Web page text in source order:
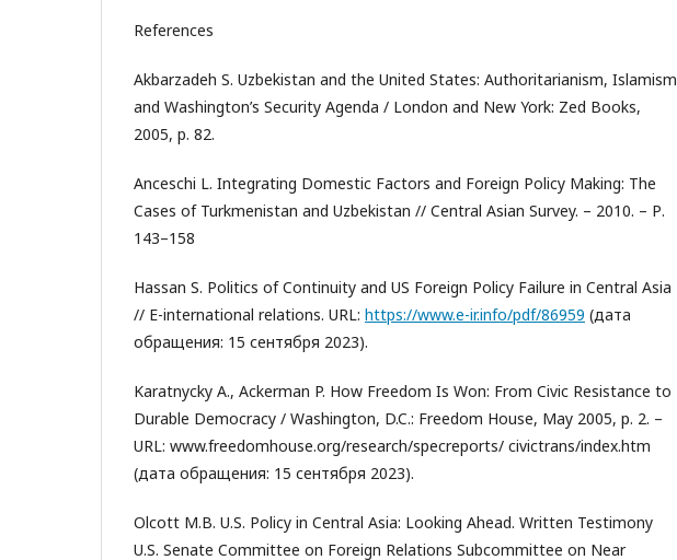
References
Akbarzadeh S. Uzbekistan and the United States: Authoritarianism, Islamism
and Washington’s Security Agenda / London and New York: Zed Books,
2005, р. 82.
Anceschi L. Integrating Domestic Factors and Foreign Policy Making: The
Cases of Turkmenistan and Uzbekistan // Central Asian Survey. – 2010. – Р.
143–158
Hassan S. Politics of Continuity and US Foreign Policy Failure in Central Asia
// E-international relations. URL: https://www.e-ir.info/pdf/86959 (дата
обращения: 15 сентября 2023).
Karatnycky A., Ackerman P. How Freedom Is Won: From Civic Resistance to
Durable Democracy / Washington, D.C.: Freedom House, May 2005, p. 2. –
URL: www.freedomhouse.org/research/specreports/ civictrans/index.htm
(дата обращения: 15 сентября 2023).
Olcott M.B. U.S. Policy in Central Asia: Looking Ahead. Written Testimony
U.S. Senate Committee on Foreign Relations Subcommittee on Near